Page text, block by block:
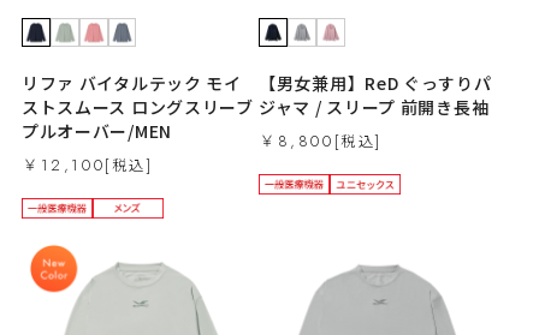
リファ バイタルテック モイ
ストスムース ロングスリーブ
プルオーバー/MEN
￥12,100
【男女兼用】ReD ぐっすりパ
ジャマ / スリープ 前開き長袖
￥8,800